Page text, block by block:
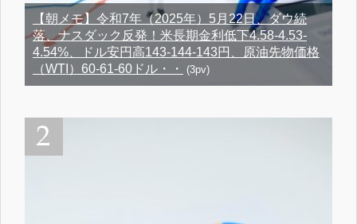
【朝メモ】令和7年（2025年）5月22日、ダウ続
落、ナスダック反発！米長期金利低下4.58-4.53-
4.54%、ドル安円高143-144-143円、原油先物価格
（WTI）60-61-60ドル・・
(3pv)